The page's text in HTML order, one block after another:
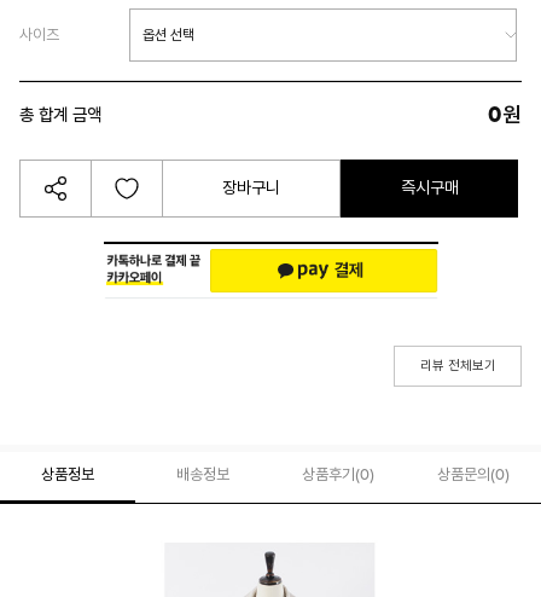
사이즈
총 합계 금액 0원
장바구니 즉시구매
리뷰 전체보기
상품정보 배송정보 상품후기(0) 상품문의 (0)